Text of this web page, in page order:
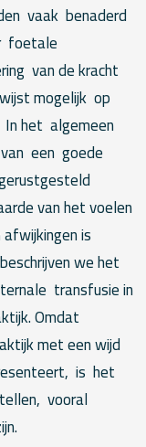
vaak benaderd
foetale
van de kracht
mogelijk op
het algemeen
een goede
van het voelen
is
we het
transfusie in
Omdat
met een wijd
is het
vooral